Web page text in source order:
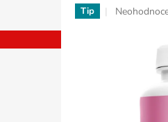
Tip
Průměrné
hvězdiček.